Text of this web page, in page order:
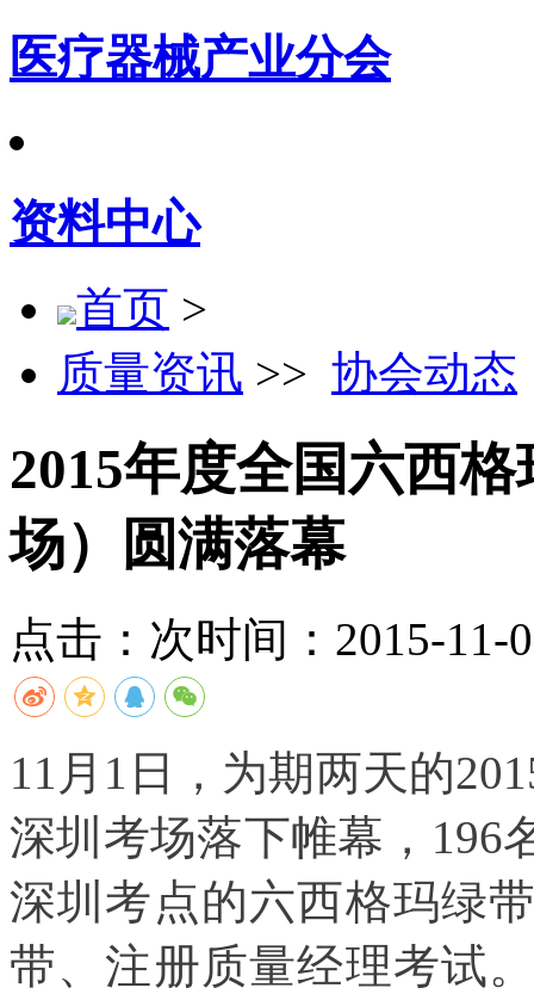
医疗器械产业分会
资料中心
首页 >
质量资讯 >> 协会动态
2015年度全国六西
场）圆满落幕
点击： 次时间：2015-11-
11月1日，为期两天的
深圳考场落下帷幕，196
深圳考点的六西格玛绿
带、注册质量经理考试